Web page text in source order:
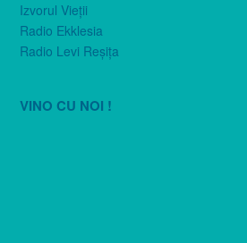
Izvorul Vieţii
Radio Ekklesia
Radio Levi Reşiţa
VINO CU NOI !